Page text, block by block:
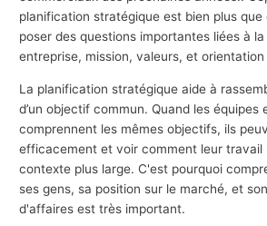
planification stratégique est bien plus que
poser des questions importantes liées à la
entreprise, mission, valeurs, et
La planification stratégique aide à
d’un objectif commun. Quand les équipes
comprennent les mêmes objectifs, ils
efficacement et voir comment leur travail
contexte plus large. C'est pourquoi
ses gens, sa position sur le marché, et
d'affaires est très important.